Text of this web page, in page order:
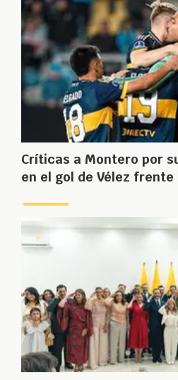
Críticas a Montero por
en el gol de Vélez frente